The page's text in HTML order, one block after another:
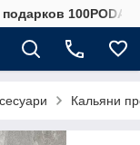
Кальяни